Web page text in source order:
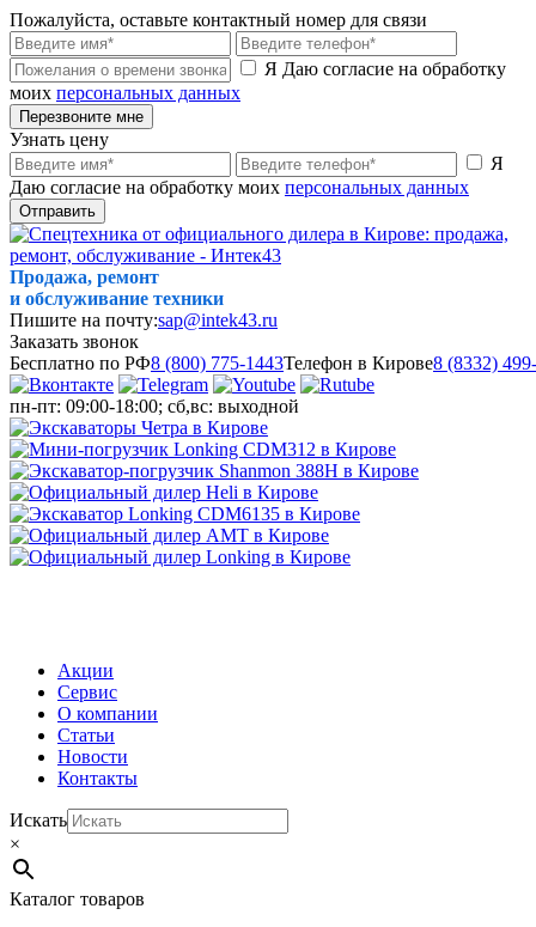
Пожалуйста, оставьте контактный номер для связи
Я Даю согласие на обработку
моих персональных данных
Перезвоните мне
Узнать цену
Я
Даю согласие на обработку моих персональных данных
Отправить
Продажа, ремонт
и обслуживание техники
Пишите на почту:sap@intek43.ru
Заказать звонок
Бесплатно по РФ8 (800) 775-1443Телефон в Кирове8 (8332)
пн-пт: 09:00-18:00; сб,вс: выходной
Акции
Сервис
О компании
Статьи
Новости
Контакты
Искать
×
Каталог товаров